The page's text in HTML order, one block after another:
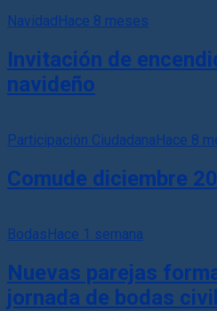
NavidadHace 8 meses
Invitación de
navideño
Participación CiudadanaHace 8
Comude diciembre
BodasHace 1 semana
Nuevas parejas
jornada de bodas